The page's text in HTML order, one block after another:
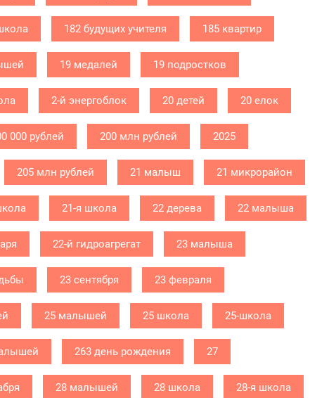
182 будущих учителя 185 квартир
19 медалей 19 подростков
2-й энергоблок 20 детей 20 елок
000 рублей 200 млн рублей 2025
205 млн рублей 21 малыш 21 микрорайон
21-я школа 22 дерева 22 малыша
22-й гидроагрегат 23 малыша
23 сентября 23 февраля
25 малышей 25 школа 25-школа
263 день рождения 27
28 малышей 28 школа 28-я школа